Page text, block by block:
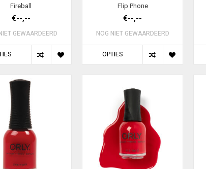
Fireball
€--,--
GEWAARDEERD
Flip Phone
€--,--
NOG NIET GEWAARDEERD
OPTIES